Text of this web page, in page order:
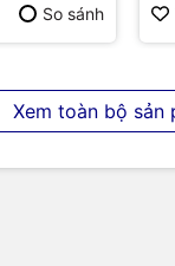
| HàngSo sánh
Xem toàn bộ sản
truyền tải
các